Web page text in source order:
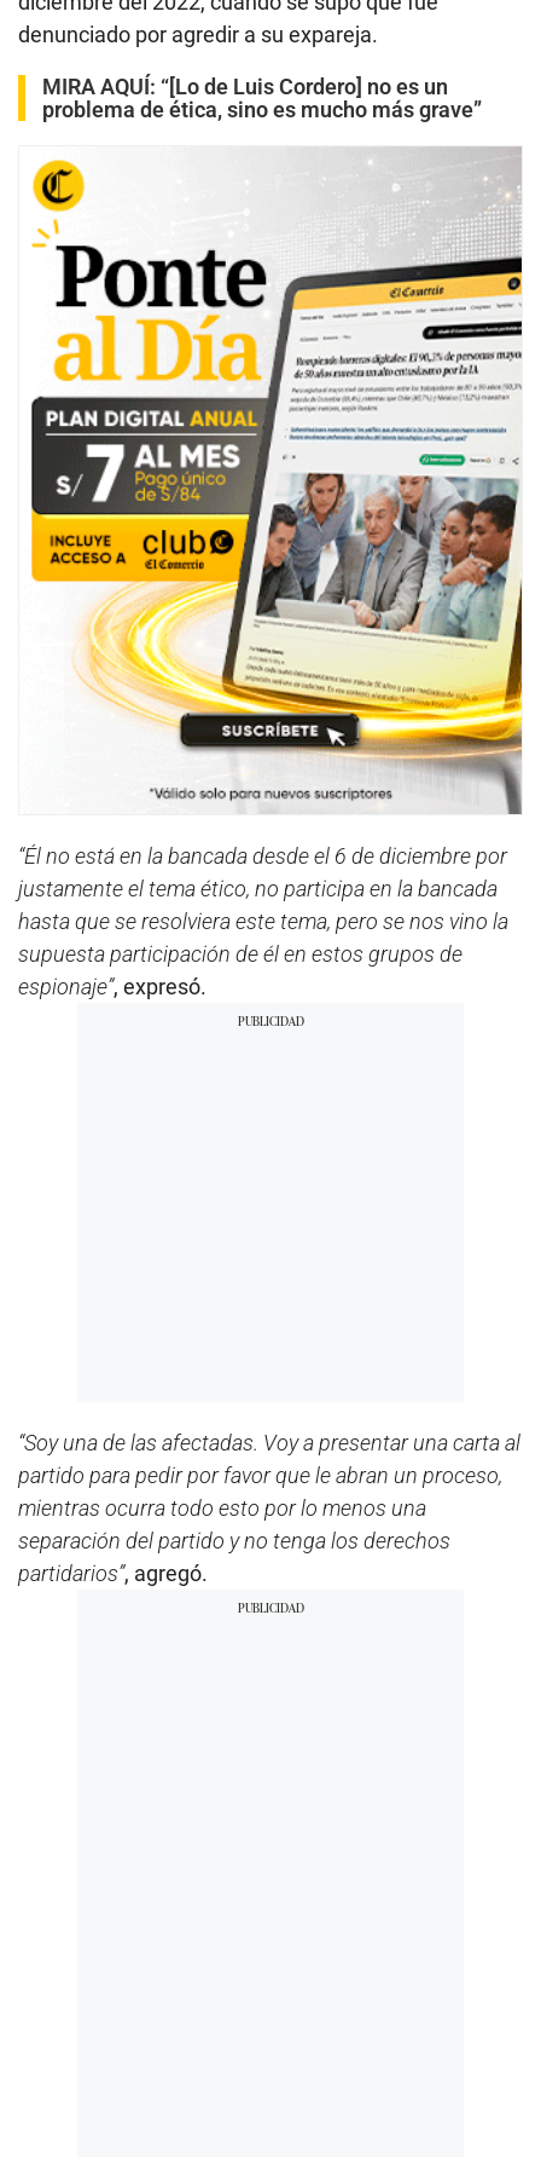
denunciado por agredir a su expareja.
MIRA AQUÍ: “[Lo de Luis Cordero] no es un
problema de ética, sino es mucho más grave”
“Él no está en la bancada desde el 6 de diciembre por
justamente el tema ético, no participa en la bancada
hasta que se resolviera este tema, pero se nos vino la
supuesta participación de él en estos grupos de
espionaje”, expresó.
“Soy una de las afectadas. Voy a presentar una carta al
partido para pedir por favor que le abran un proceso,
mientras ocurra todo esto por lo menos una
separación del partido y no tenga los derechos
partidarios”, agregó.